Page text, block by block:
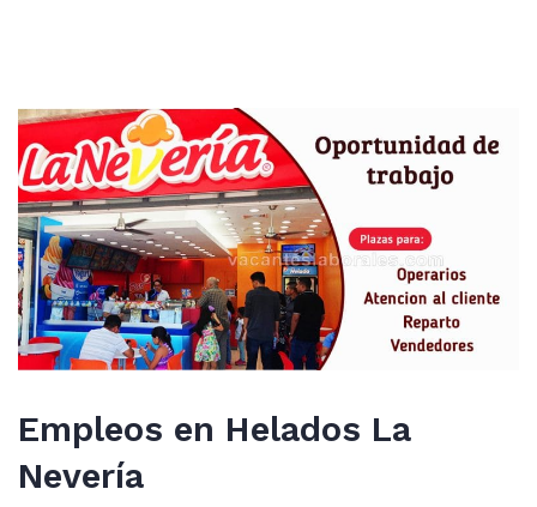
Empleos en Helados La
Nevería